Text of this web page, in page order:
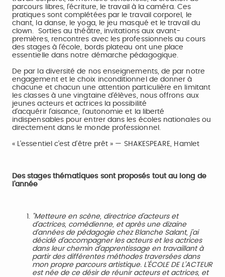
parcours libres, l’écriture, le travail à la caméra. Ces
pratiques sont complétées par le travail corporel, le
chant, la danse, le yoga, le jeu masqué et le travail du
clown. Sorties au théâtre, invitations aux avant-
premières, rencontres avec les professionnels au cours
des stages à l’école, bords plateau ont une place
essentielle dans notre démarche pédagogique.
De par la diversité de nos enseignements, de par notre
engagement et le choix inconditionnel de donner à
chacune et chacun une attention particulière en limitant
les classes à une vingtaine d’élèves, nous offrons aux
jeunes acteurs et actrices la possibilité
d’acquérir l’aisance, l’autonomie et la liberté
indispensables pour entrer dans les écoles nationales ou
directement dans le monde professionnel.
« L’essentiel c’est d’être prêt » — SHAKESPEARE, Hamlet
Des stages thématiques sont proposés tout au long de
l’année
"Metteure en scène, directrice d’acteurs et
d’actrices, comédienne, et après une dizaine
d’années de pédagogie chez Blanche Salant, j'ai
décidé d’accompagner les acteurs et les actrices
dans leur chemin d’apprentissage en travaillant à
partir des différentes méthodes traversées dans
mon propre parcours artistique. L’ÉCOLE DE L’ACTEUR
est née de ce désir de réunir acteurs et actrices, et